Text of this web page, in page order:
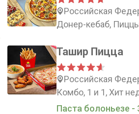
Российская
Донер-кебаб,
Ташир Пицца
Российская
Комбо, 1 и 1, Хит
Паста болоньезе -